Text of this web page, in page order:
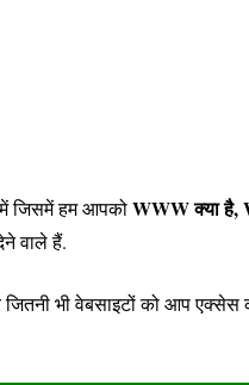
में जिसमें हम आपकोWWW क्या है,
वाले हैं.
भी वेबसाइटों को आप